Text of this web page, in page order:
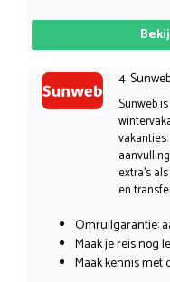
4.
Sunweb
extra’s
en
Omruilgarantie:
Maak je reis nog
Maak kennis met